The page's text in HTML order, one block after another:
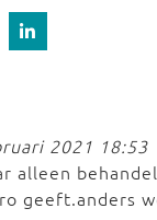
2021 18:53
alleen
geeft.anders